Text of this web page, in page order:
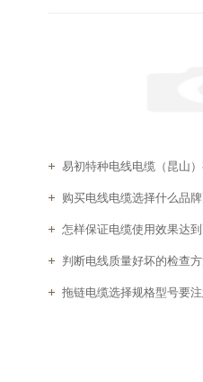
易初特种电线电缆（昆山
购买电线电缆选择什么品
怎样保证电缆使用效果达
判断电线质量好坏的检查
拖链电缆选择规格型号要